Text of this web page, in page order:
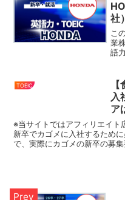
社
ア
こ
業
語
も
要
TOEIC
入
ア
※当サイトではアフィリエイト
新卒でカゴメに入社するため
で、実際にカゴメの新卒の募